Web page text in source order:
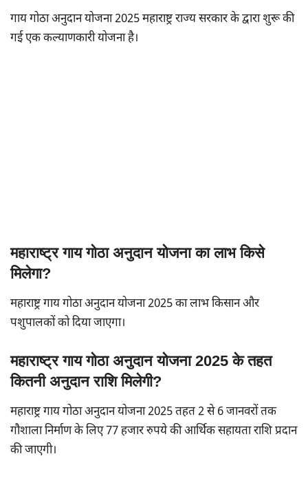
गाय गोठा अनुदान योजना 2025 महाराष्ट्र राज्य सरकार के द्वारा शुरू की
गई एक कल्याणकारी योजना है।
महाराष्ट्र गाय गोठा अनुदान योजना का लाभ किसे
मिलेगा?
महाराष्ट्र गाय गोठा अनुदान योजना 2025 का लाभ किसान और
पशुपालकों को दिया जाएगा।
महाराष्ट्र गाय गोठा अनुदान योजना 2025 के तहत
कितनी अनुदान राशि मिलेगी?
महाराष्ट्र गाय गोठा अनुदान योजना 2025 तहत 2 से 6 जानवरों तक
गौशाला निर्माण के लिए 77 हजार रुपये की आर्थिक सहायता राशि प्रदान
की जाएगी।